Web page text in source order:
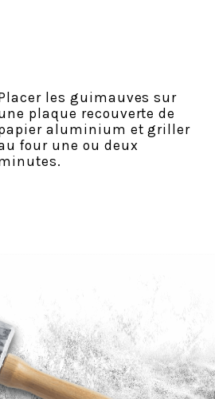
les guimauves sur
plaque recouverte de
aluminium et griller
four une ou deux